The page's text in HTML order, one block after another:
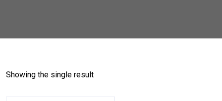
Showing the single result